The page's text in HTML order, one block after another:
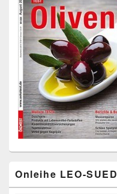
Seitenleisten-
Widgetbereich
Onleihe LEO-SUED